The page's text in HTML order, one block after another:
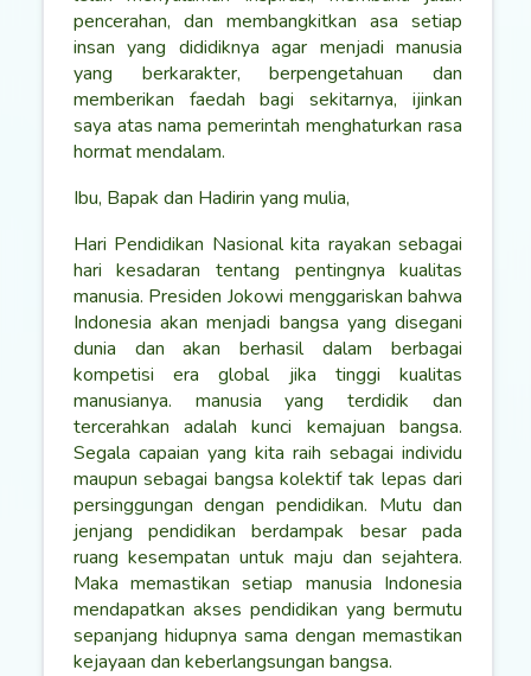
pencerahan, dan membangkitkan asa setiap
insan yang dididiknya agar menjadi manusia
yang berkarakter, berpengetahuan dan
memberikan faedah bagi sekitarnya, ijinkan
saya atas nama pemerintah menghaturkan rasa
hormat mendalam.
Ibu, Bapak dan Hadirin yang mulia,
Hari Pendidikan Nasional kita rayakan sebagai
hari kesadaran tentang pentingnya kualitas
manusia. Presiden Jokowi menggariskan bahwa
Indonesia akan menjadi bangsa yang disegani
dunia dan akan berhasil dalam berbagai
kompetisi era global jika tinggi kualitas
manusianya. manusia yang terdidik dan
tercerahkan adalah kunci kemajuan bangsa.
Segala capaian yang kita raih sebagai individu
maupun sebagai bangsa kolektif tak lepas dari
persinggungan dengan pendidikan. Mutu dan
jenjang pendidikan berdampak besar pada
ruang kesempatan untuk maju dan sejahtera.
Maka memastikan setiap manusia Indonesia
mendapatkan akses pendidikan yang bermutu
sepanjang hidupnya sama dengan memastikan
kejayaan dan keberlangsungan bangsa.